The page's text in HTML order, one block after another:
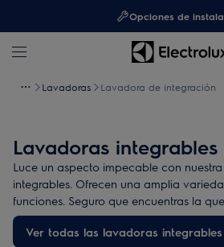
Opciones de
Lavadoras Lavadora de integración
Lavadoras integrables
Luce un aspecto impecable con
integrables. Ofrecen una amplia
funciones. Seguro que encuentras la
Ver todas las lavadoras integrables